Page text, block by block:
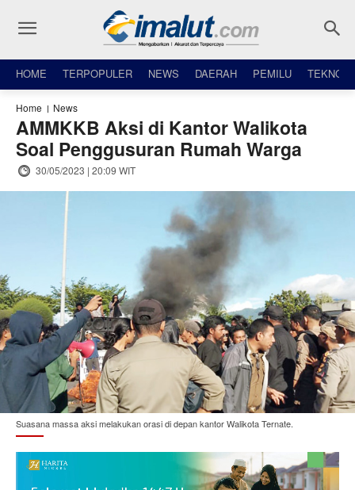
HOME TERPOPULER NEWS DAERAH PEMILU TEKNO
Home News
AMMKKB Aksi di Kantor Walikota
Soal Penggusuran Rumah Warga
30/05/2023 | 20:09 WIT
Suasana massa aksi melakukan orasi di depan kantor Walikota Ternate.